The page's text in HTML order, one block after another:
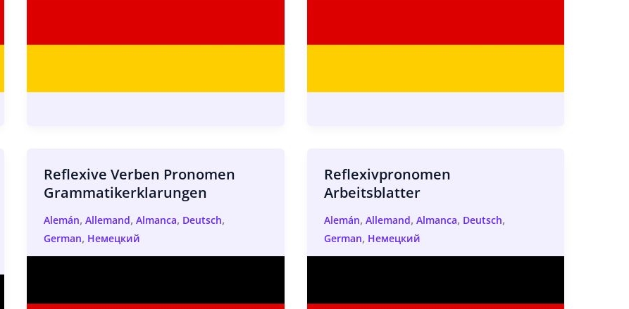
Reflexive Verben Pronomen
Grammatikerklarungen
Alemán,Allemand,Almanca, Deutsch,
German, Немецкий
Reflexivpronomen
Arbeitsblatter
Alemán, Allemand, Almanca, Deutsch,
German, Немецкий